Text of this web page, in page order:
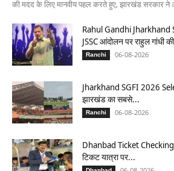
की मदद के लिए मानवीय पहल करते हुए, झारखंड सरकार ने
Rahul Gandhi Jharkhand
JSSC आंदोलन पर राहुल गांधी
Ranchi 06-08-2026
Jharkhand SGFI 2026
झारखंड का सबसे...
Ranchi 06-08-2026
Dhanbad Ticket
टिकट यात्रा पर...